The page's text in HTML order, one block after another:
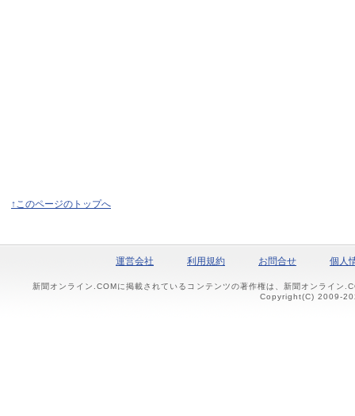
↑このページのトップへ
運営会社 利用規約 お問合せ 個人
新聞オンライン.COMに掲載されているコンテンツの著作権は、新聞オンライン
Copyright(C) 2009-